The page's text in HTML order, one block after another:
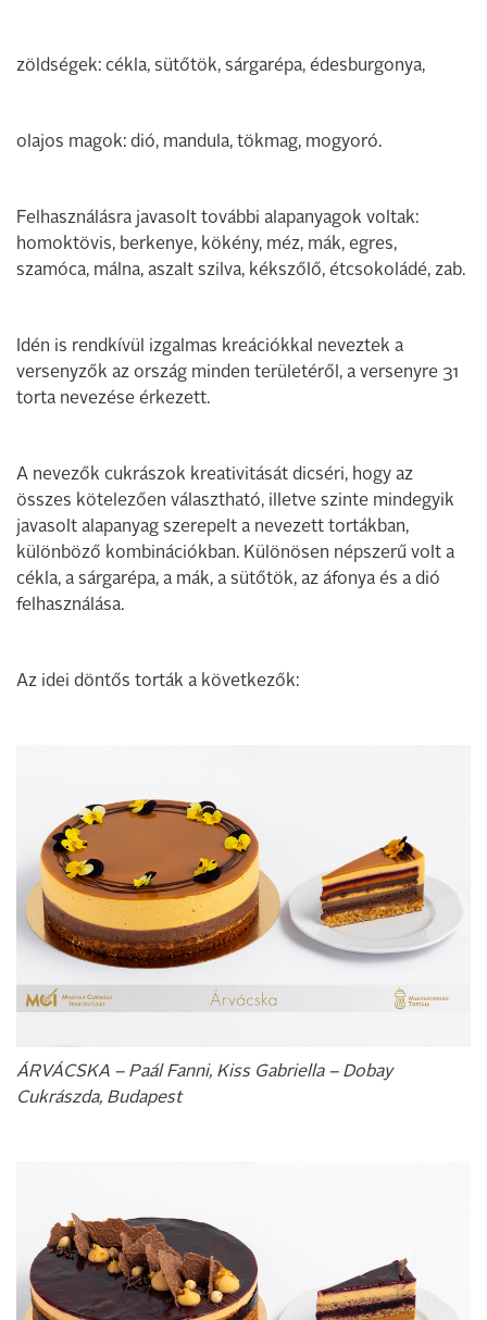
zöldségek: cékla, sütőtök, sárgarépa, édesburgonya,
olajos magok: dió, mandula, tökmag, mogyoró.
Felhasználásra javasolt további alapanyagok voltak:
homoktövis, berkenye, kökény, méz, mák, egres,
szamóca, málna, aszalt szilva, kékszőlő, étcsokoládé, zab.
Idén is rendkívül izgalmas kreációkkal neveztek a
versenyzők az ország minden területéről, a versenyre 31
torta nevezése érkezett.
A nevezők cukrászok kreativitását dicséri, hogy az
összes kötelezően választható, illetve szinte mindegyik
javasolt alapanyag szerepelt a nevezett tortákban,
különböző kombinációkban. Különösen népszerű volt a
cékla, a sárgarépa, a mák, a sütőtök, az áfonya és a dió
felhasználása.
Az idei döntős torták a következők:
ÁRVÁCSKA – Paál Fanni, Kiss Gabriella – Dobay
Cukrászda, Budapest